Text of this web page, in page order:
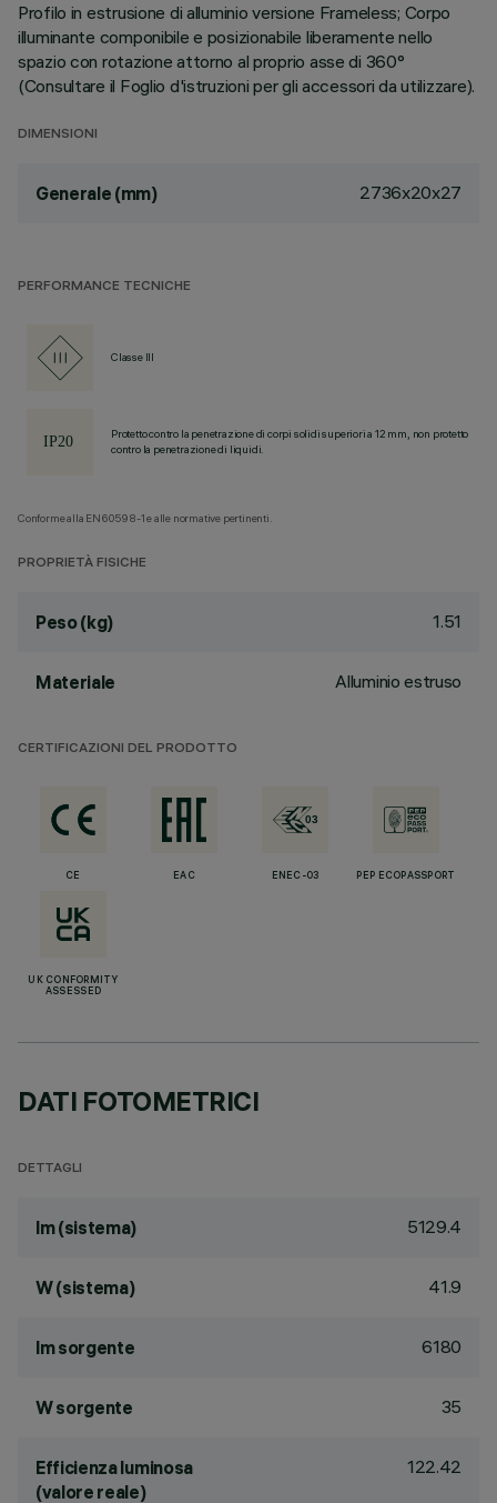
Profilo in estrusione di alluminio versione Frameless; Corpo
illuminante componibile e posizionabile liberamente nello
spazio con rotazione attorno al proprio asse di 360°
(Consultare il Foglio d'istruzioni per gli accessori da utilizzare).
DIMENSIONI
Generale (mm) 2736x20x27
PERFORMANCE TECNICHE
Classe III
Protetto contro la penetrazione di corpi solidi superiori a 12 mm, non protetto
contro la penetrazione di liquidi.
Conforme alla EN60598-1 e alle normative pertinenti.
PROPRIETÀ FISICHE
Peso (kg) 1.51
Materiale Alluminio estruso
CERTIFICAZIONI DEL PRODOTTO
CE EAC ENEC-03 PEP ECOPASSPORT
UK CONFORMITY
ASSESSED
DATI FOTOMETRICI
DETTAGLI
lm (sistema) 5129.4
W (sistema) 41.9
lm sorgente 6180
W sorgente 35
Efficienza luminosa
(valore reale)
122.42